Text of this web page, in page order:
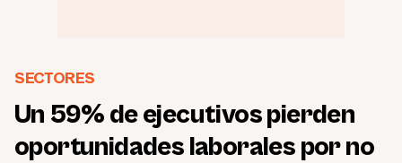
SECTORES
Un 59% de ejecutivos pierden
oportunidades laborales por no